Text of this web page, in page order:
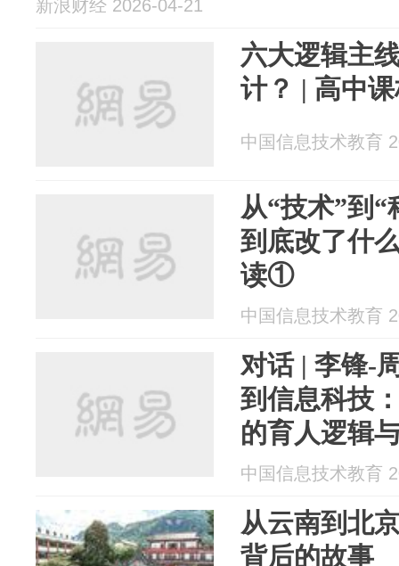
新浪财经 2026-04-21
六大逻辑主
计？ | 高中
中国信息技术教育
从“技术”到
到底改了什
读①
中国信息技术教育
对话 | 李锋-
到信息科技
的育人逻辑
中国信息技术教育
从云南到北
背后的故事